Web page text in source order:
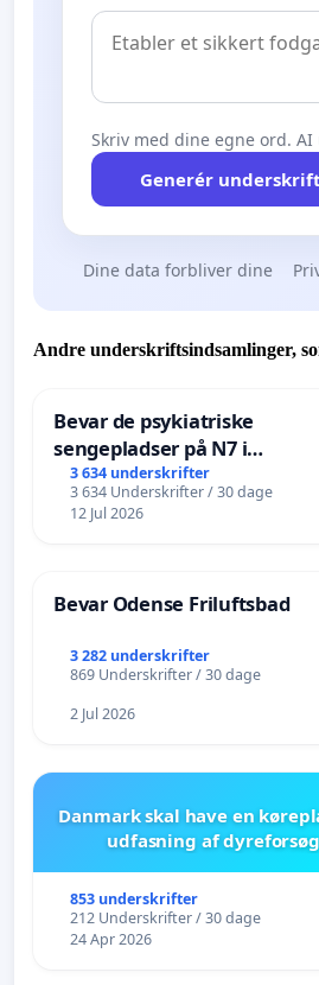
Skriv med dine egne ord.
Generér
Dine data forbliver dine
Andre underskriftsindsamlinger,
Bevar de psykiatriske
sengepladser på N7 i
Frederikshavn
3 634 underskrifter
3 634 Underskrifter / 30 dage
12 Jul 2026
Bevar Odense Friluftsbad
3 282 underskrifter
869 Underskrifter / 30 dage
2 Jul 2026
Danmark skal have en
udfasning af dyreforsøg
853 underskrifter
212 Underskrifter / 30 dage
24 Apr 2026